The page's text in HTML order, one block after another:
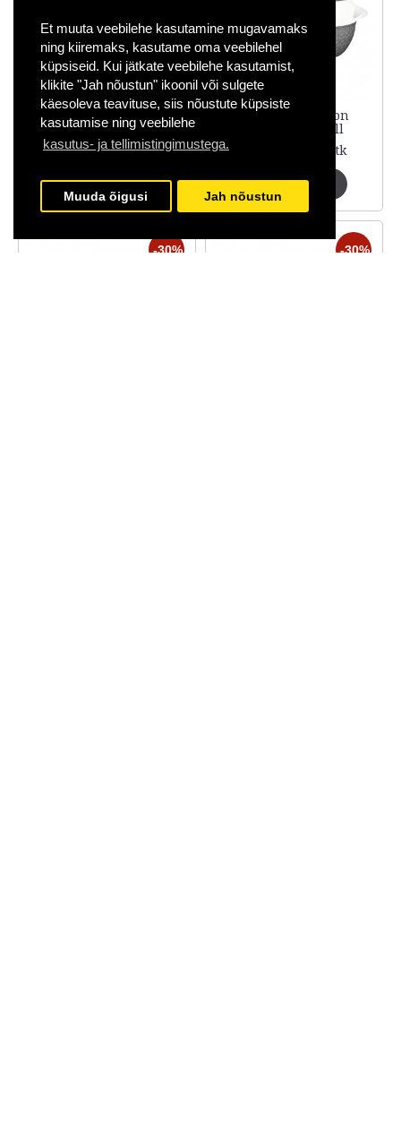
Et muuta veebilehe kasutamine mugavamaks
ning kiiremaks, kasutame oma veebilehel
küpsiseid. Kui jätkate veebilehe kasutamist,
klikite "Jah nõustun" ikoonil või sulgete
käesoleva teavituse, siis nõustute küpsiste
kasutamise ning veebilehe
kasutus- ja tellimistingimustega.
Muuda õigusi Jah nõustun
Termopott Milton
Matrix 3,5L must
34.22€ 23.96€ / tk
Termopott Milton
Matrix 5,0L hall
31.94€ / tk
-30% -30%